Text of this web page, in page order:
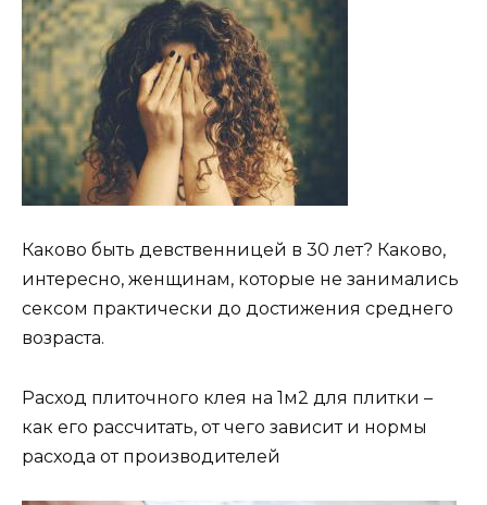
Каково быть девственницей в 30 лет? Каково,
интересно, женщинам, которые не занимались
сексом практически до достижения среднего
возраста.
Расход плиточного клея на 1м2 для плитки –
как его рассчитать, от чего зависит и нормы
расхода от производителей